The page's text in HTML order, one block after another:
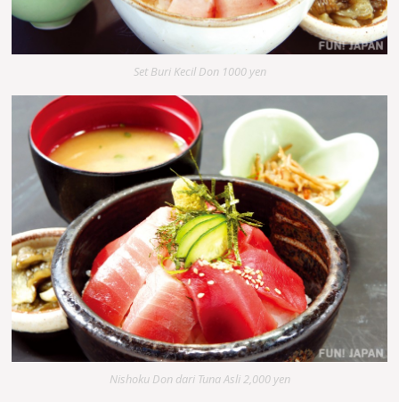
Set Buri Kecil Don 1000 yen
Nishoku Don dari Tuna Asli 2,000 yen